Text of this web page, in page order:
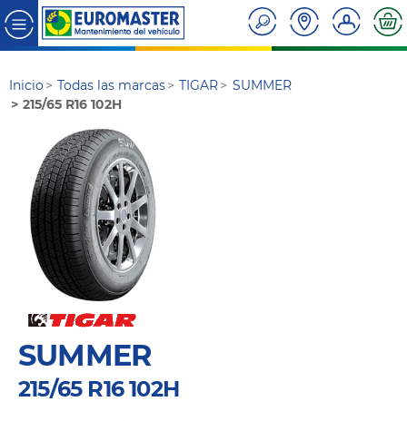
Inicio Todas las marcas TIGAR
SUMMER
215/65 R16 102H
SUMMER
215/65 R16 102H